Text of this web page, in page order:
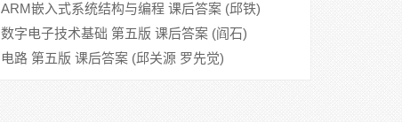
ARM嵌入式系统结构与编程 课后答案 (邱铁)
数字电子技术基础 第五版 课后答案 (阎石)
电路 第五版 课后答案 (邱关源 罗先觉)